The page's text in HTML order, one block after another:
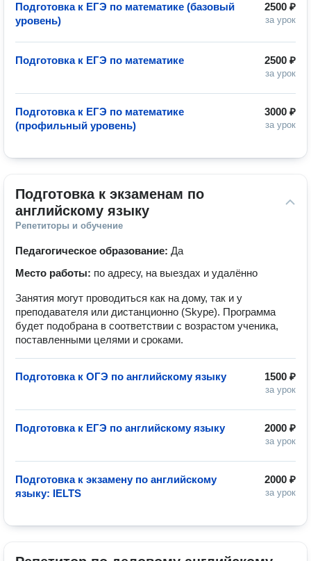
2500 ₽
за урок
Подготовка к ЕГЭ по математике (базовый
уровень)
2500 ₽
за урок
Подготовка к ЕГЭ по математике
3000 ₽
за урок
Подготовка к ЕГЭ по математике
(профильный уровень)
Подготовка к экзаменам по
английскому языку
Репетиторы и обучение
Педагогическое образование: Да
Место работы: по адресу, на выездах и удалённо
Занятия могут проводиться как на дому, так и у
преподавателя или дистанционно (Skype). Программа
будет подобрана в соответствии с возрастом ученика,
поставленными целями и сроками.
1500 ₽
за урок
Подготовка к ОГЭ по английскому языку
2000 ₽
за урок
Подготовка к ЕГЭ по английскому языку
2000 ₽
за урок
Подготовка к экзамену по английскому
языку: IELTS